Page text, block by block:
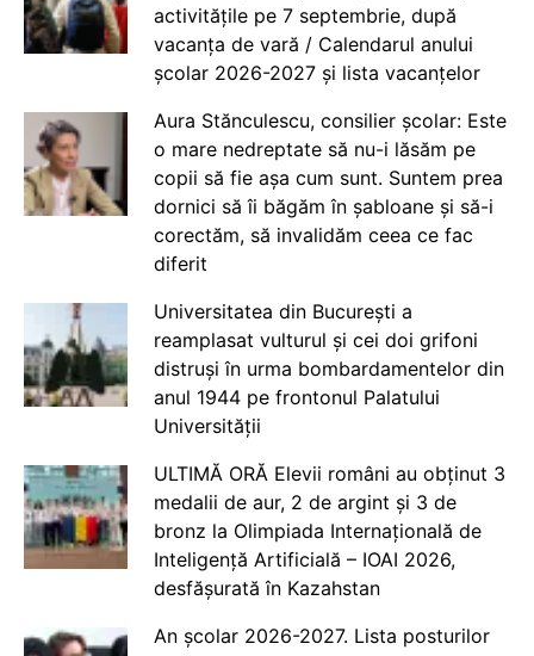
activitățile pe 7 septembrie, după
vacanța de vară / Calendarul anului
școlar 2026-2027 și lista vacanțelor
Aura Stănculescu, consilier școlar: Este
o mare nedreptate să nu-i lăsăm pe
copii să fie așa cum sunt. Suntem prea
dornici să îi băgăm în șabloane și să-i
corectăm, să invalidăm ceea ce fac
diferit
Universitatea din București a
reamplasat vulturul și cei doi grifoni
distruși în urma bombardamentelor din
anul 1944 pe frontonul Palatului
Universității
ULTIMĂ ORĂ Elevii români au obținut 3
medalii de aur, 2 de argint și 3 de
bronz la Olimpiada Internațională de
Inteligență Artificială – IOAI 2026,
desfășurată în Kazahstan
An școlar 2026-2027. Lista posturilor